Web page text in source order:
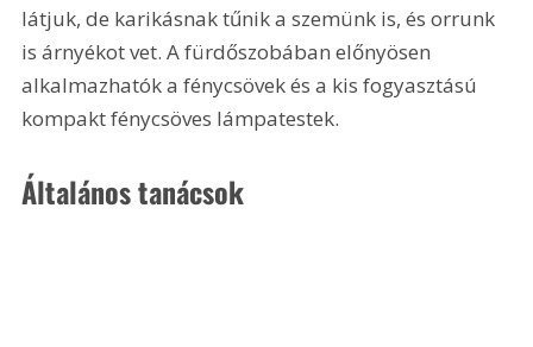
látjuk, de karikásnak tűnik a szemünk is, és orrunk
is árnyékot vet. A fürdőszobában előnyösen
alkalmazhatók a fénycsövek és a kis fogyasztású
kompakt fénycsöves lámpatestek.
Általános tanácsok